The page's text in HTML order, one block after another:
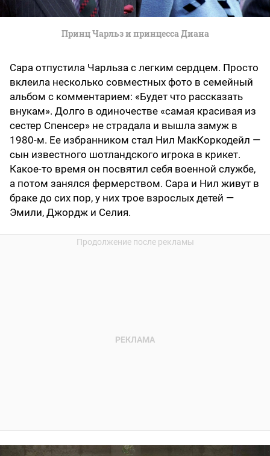
Принц Чарльз и принцесса Диана
Сара отпустила Чарльза с легким сердцем. Просто
вклеила несколько совместных фото в семейный
альбом с комментарием: «Будет что рассказать
внукам». Долго в одиночестве «самая красивая из
сестер Спенсер» не страдала и вышла замуж в
1980-м. Ее избранником стал Нил МакКоркодейл —
сын известного шотландского игрока в крикет.
Какое-то время он посвятил себя военной службе,
а потом занялся фермерством. Сара и Нил живут в
браке до сих пор, у них трое взрослых детей —
Эмили, Джордж и Селия.